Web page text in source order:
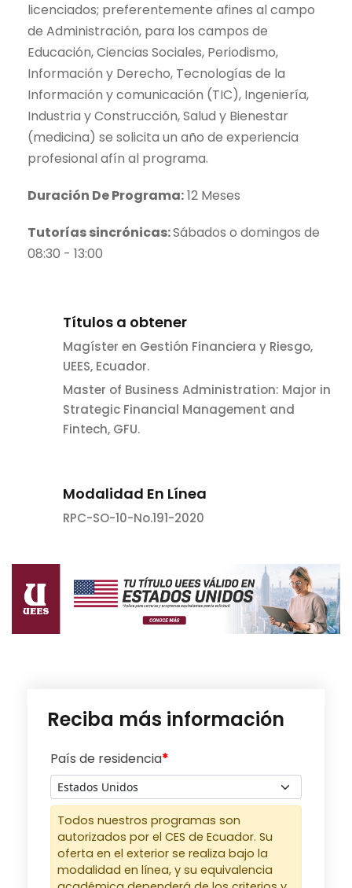
licenciados; preferentemente afines al campo
de Administración, para los campos de
Educación, Ciencias Sociales, Periodismo,
Información y Derecho, Tecnologías de la
Información y comunicación (TIC), Ingeniería,
Industria y Construcción, Salud y Bienestar
(medicina) se solicita un año de experiencia
profesional afín al programa.
Duración De Programa:12 Meses
Tutorías sincrónicas:Sábados o domingos de
08:30 - 13:00
Títulos a obtener
Magíster en Gestión Financiera y Riesgo,
UEES, Ecuador.
Master of Business Administration: Major in
Strategic Financial Management and
Fintech, GFU.
Modalidad En Línea
RPC-SO-10-No.191-2020
Reciba más información